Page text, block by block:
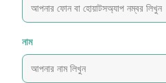
নাম